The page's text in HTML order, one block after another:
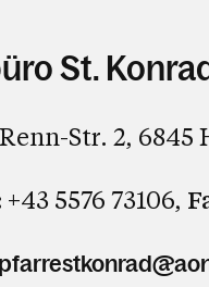
St.
Str. 2, 6845
+43 5576 73106,